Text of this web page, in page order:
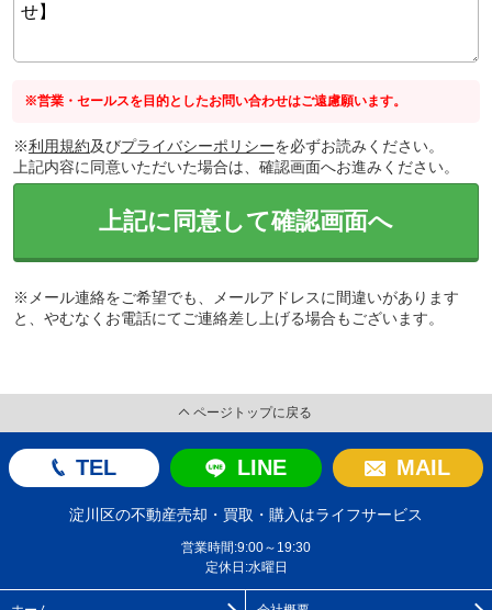
※営業・セールスを目的としたお問い合わせはご遠慮願います。
※利用規約及びプライバシーポリシーを必ずお読みください。
上記内容に同意いただいた場合は、確認画面へお進みください。
上記に同意して確認画面へ
※メール連絡をご希望でも、メールアドレスに間違いがあります
と、やむなくお電話にてご連絡差し上げる場合もございます。
ページトップに戻る
TEL LINE MAIL
淀川区の不動産売却・買取・購入はライフサービス
営業時間:9:00～19:30
定休日:水曜日